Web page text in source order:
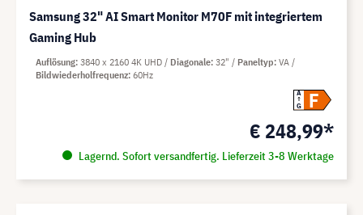
Samsung 32" AI Smart Monitor M70F mit integriertem
Gaming Hub
A
G
F
€ 248,99*
Lagernd. Sofort versandfertig. Lieferzeit 3-8 Werktage
Auflösung 3840 x 2160 4K UHD Diagonale 32" Paneltyp VA
Bildwiederholfrequenz 60Hz